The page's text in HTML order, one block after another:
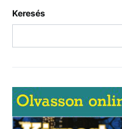
Keresés